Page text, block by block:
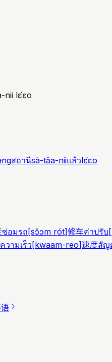
nii lɛ́ɛo
สถานีsà-tǎa-niiแล้วlɛ́ɛo
ซ่อมรถ[sɔ̂ɔm rót]修车ค่าปรับ[
ความเร็ว[kwaam-reo]速度สัญ